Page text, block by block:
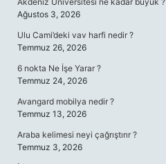
Ağustos 3, 2026
Ulu Cami’deki vav harfi nedir ?
Temmuz 26, 2026
6 nokta Ne İşe Yarar ?
Temmuz 24, 2026
Avangard mobilya nedir ?
Temmuz 13, 2026
Araba kelimesi neyi çağrıştırır ?
Temmuz 3, 2026